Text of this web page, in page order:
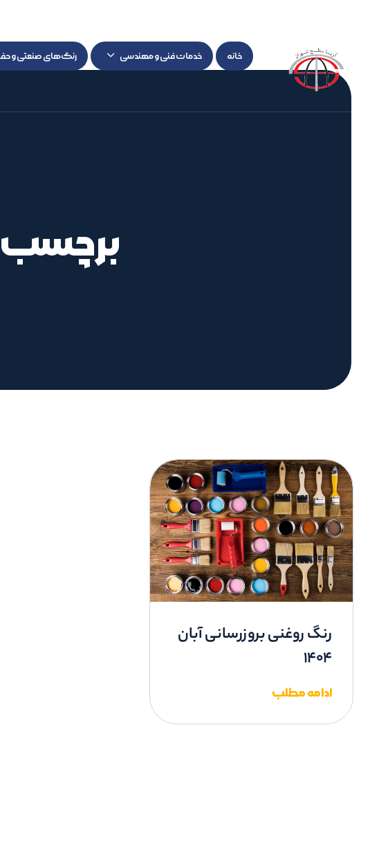
خانه خدمات فنی و مهندسی رنگ‌های صنعتی و
رنگ روغنی بروزرسانی آبان
1404
ادامه مطلب